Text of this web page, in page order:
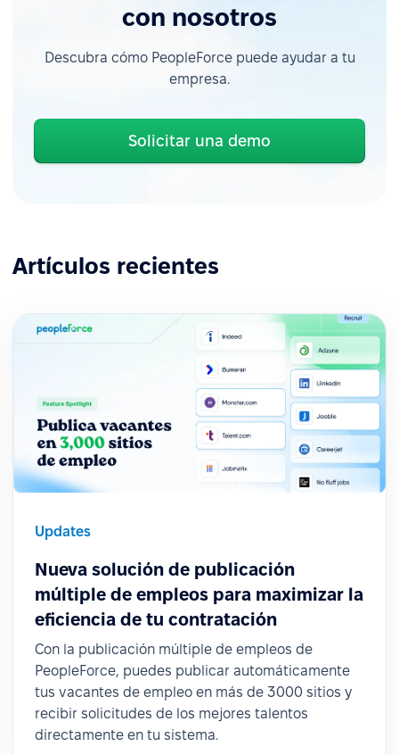
con nosotros
Descubra cómo PeopleForce puede ayudar a tu
empresa.
Solicitar una demo
Artículos recientes
Updates
Nueva solución de publicación
múltiple de empleos para maximizar la
eficiencia de tu contratación
Con la publicación múltiple de empleos de
PeopleForce, puedes publicar automáticamente
tus vacantes de empleo en más de 3000 sitios y
recibir solicitudes de los mejores talentos
directamente en tu sistema.